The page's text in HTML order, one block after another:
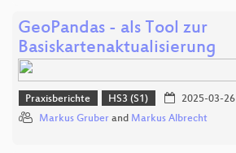
GeoPandas - als Tool zur
Basiskartenaktualisierung
Praxisberichte HS3 (S1) 2025-03-26
Markus Gruber and Markus Albrecht